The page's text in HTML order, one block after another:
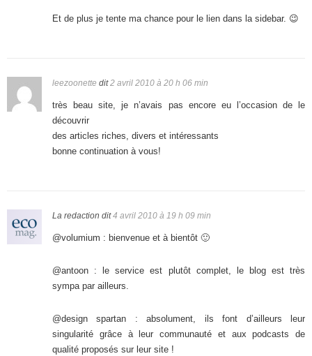
Et de plus je tente ma chance pour le lien dans la sidebar. 😉
leezoonette dit 2 avril 2010 à 20 h 06 min
très beau site, je n’avais pas encore eu l’occasion de le
découvrir
des articles riches, divers et intéressants
bonne continuation à vous!
La redaction dit 4 avril 2010 à 19 h 09 min
@volumium : bienvenue et à bientôt 🙂
@antoon : le service est plutôt complet, le blog est très
sympa par ailleurs.
@design spartan : absolument, ils font d’ailleurs leur
singularité grâce à leur communauté et aux podcasts de
qualité proposés sur leur site !